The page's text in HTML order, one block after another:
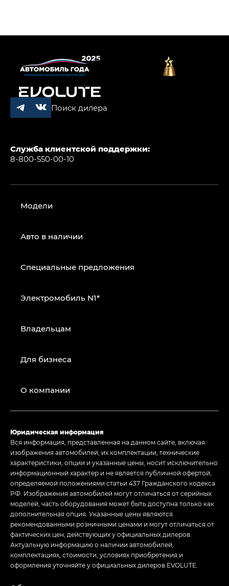
Поиск дилера
Служба клиентской поддержки:
8-800-550-00-10
Модели
Авто в наличии
Специальные предложения
Электромобиль N1*
Владельцам
Для бизнеса
О компании
Юридическая информация
Вся информация, представленная на данном сайте, включая
изображения автомобилей, их комплектации, технические
характеристики, опции и указанные цены, носит исключительно
информационный характер и не является публичной офертой,
определяемой положениями статьи 437 Гражданского кодекса
РФ. Изображения автомобилей могут отличаться от серийных
моделей, часть оборудования может быть доступна только как
дополнительная опция. Указанные цены являются
рекомендованными розничными ценами и могут отличаться от
фактических цен, действующих у официальных дилеров.
Актуальную информацию о наличии автомобилей,
комплектациях, стоимости, условиях приобретения и
оформления уточняйте у официальных дилеров EVOLUTE.